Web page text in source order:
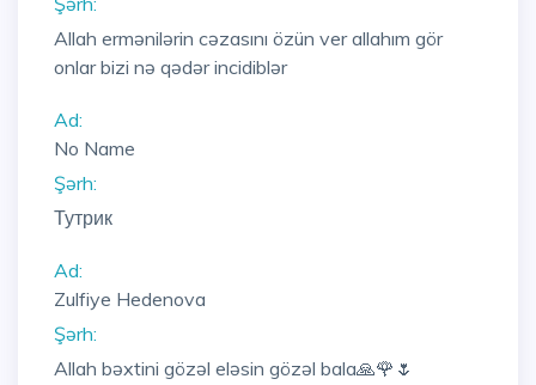
Allah ermənilərin cəzasını özün ver allahım gör
onlar bizi nə qədər incidiblər
Ad:
No Name
Şərh:
Тутрик
Ad:
Zulfiye Hedenova
Şərh:
Allah bəxtini gözəl eləsin gözəl bala🙏🌹🌷